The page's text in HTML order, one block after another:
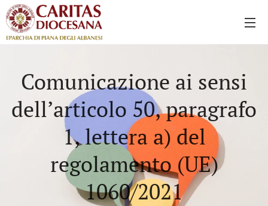
Comunicazione ai sensi
dell’articolo 50, paragrafo
1, lettera a) del
regolamento (UE)
1060/2021